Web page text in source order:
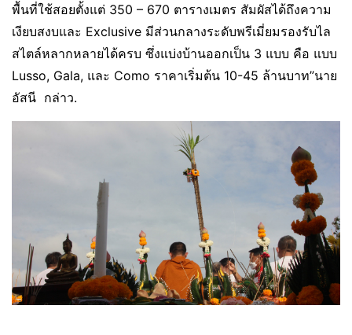
พื้นที่ใช้สอยตั้งแต่ 350 – 670 ตารางเมตร สัมผัสได้ถึงความ
เงียบสงบและ Exclusive มีส่วนกลางระดับพรีเมี่ยมรองรับไล
สไตล์หลากหลายได้ครบ ซึ่งแบ่งบ้านออกเป็น 3 แบบ คือ แบบ
Lusso, Gala, และ Como ราคาเริ่มต้น 10-45 ล้านบาท”นาย
อัสนี กล่าว.